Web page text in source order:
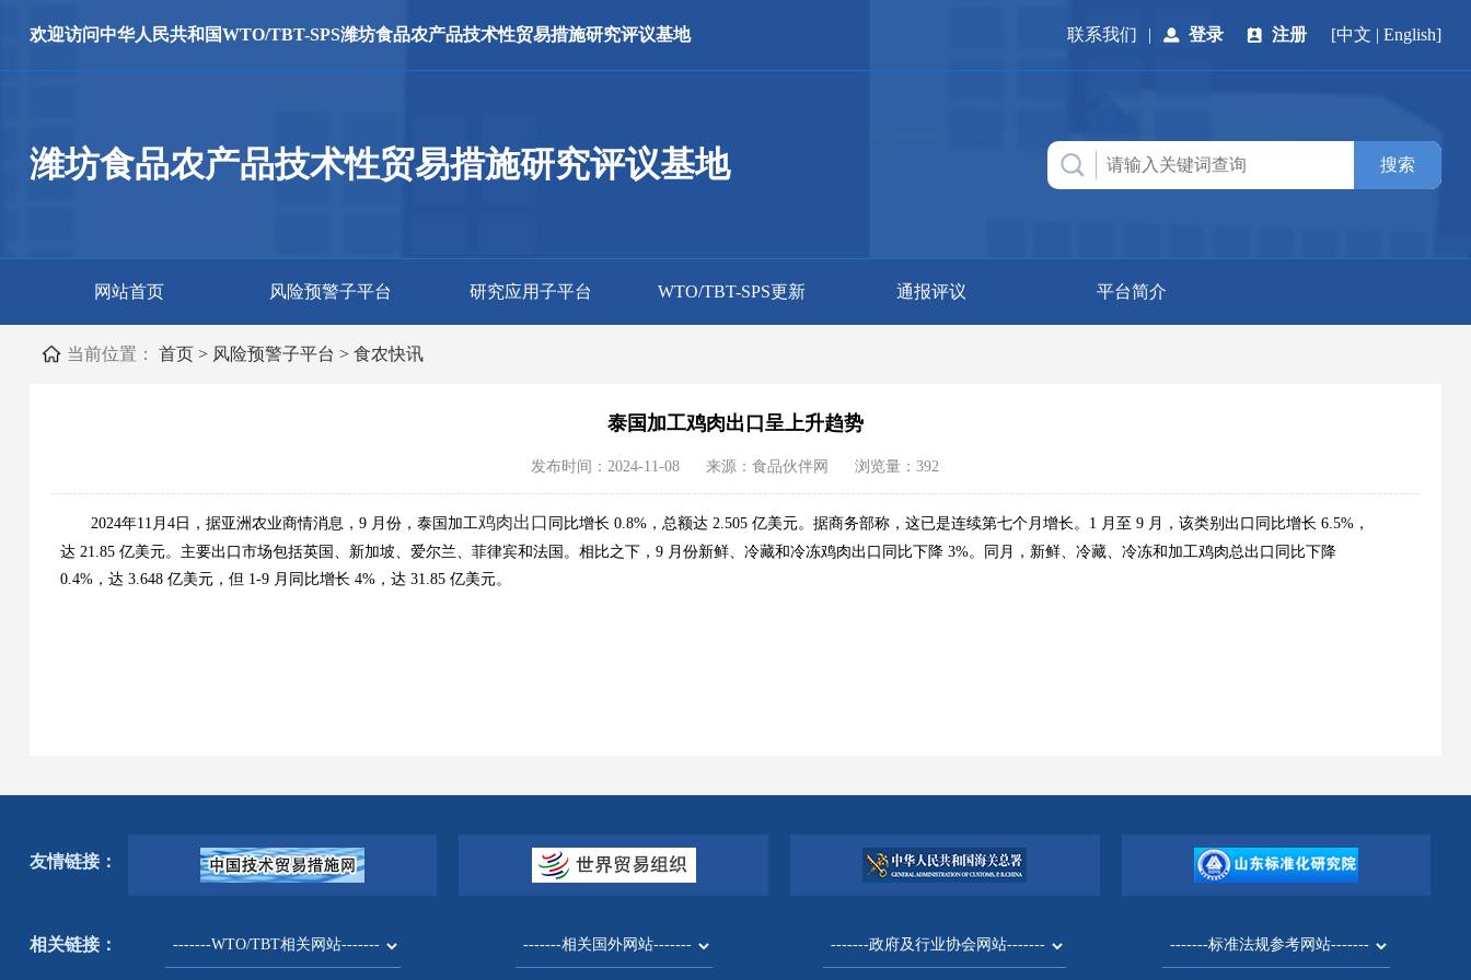
欢迎访问中华人民共和国WTO/TBT-SPS潍坊食品农产品技术性贸易措施研究评议基地 联系我们 | 登录 注册 [中文 |English]
潍坊食品农产品技术性贸易措施研究评议基地
网站首页 风险预警子平台 研究应用子平台 WTO/TBT-SPS更新 通报评议 平台简介
当前位置： 首页> 风险预警子平台 > 食农快讯
泰国加工鸡肉出口呈上升趋势
发布时间：2024-11-08 来源：食品伙伴网 浏览量：392
2024年11月4日，据亚洲农业商情消息，9 月份，泰国加工鸡肉出口 同比增长 0.8%，总额达 2.505 亿美元。据商务部称，这已是连续第七个月增长。1 月至 9 月，该类别出口同比增长 6.5%，
达 21.85 亿美元。主要出口市场包括英国、新加坡、爱尔兰、菲律宾和法国。相比之下，9 月份新鲜、冷藏和冷冻鸡肉出口同比下降 3%。同月，新鲜、冷藏、冷冻和加工鸡肉总出口同比下降
0.4%，达 3.648 亿美元，但 1-9 月同比增长 4%，达 31.85 亿美元。
友情链接：
相关链接：